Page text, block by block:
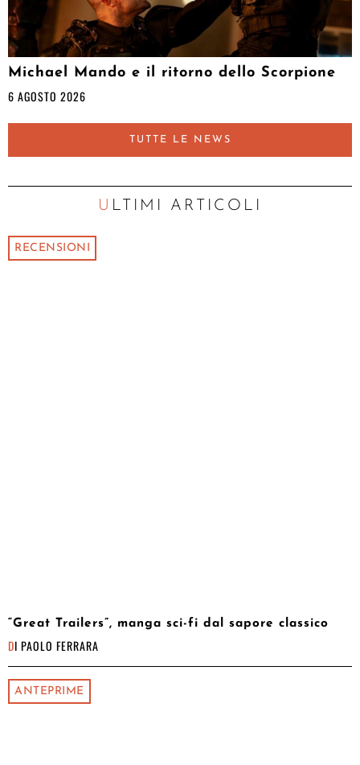
Michael Mando e il ritorno dello Scorpione
6 AGOSTO 2026
TUTTE LE NEWS
ULTIMI ARTICOLI
RECENSIONI
“Great Trailers”, manga sci-fi dal sapore classico
DI PAOLO FERRARA
ANTEPRIME